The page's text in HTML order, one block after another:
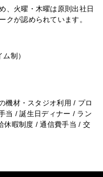
、火曜・木曜は原則出社日
クが認められています。
制）
機材・スタジオ利用 / プロ
当 / 誕生日ディナー / ラン
休暇制度 / 通信費手当 / 交